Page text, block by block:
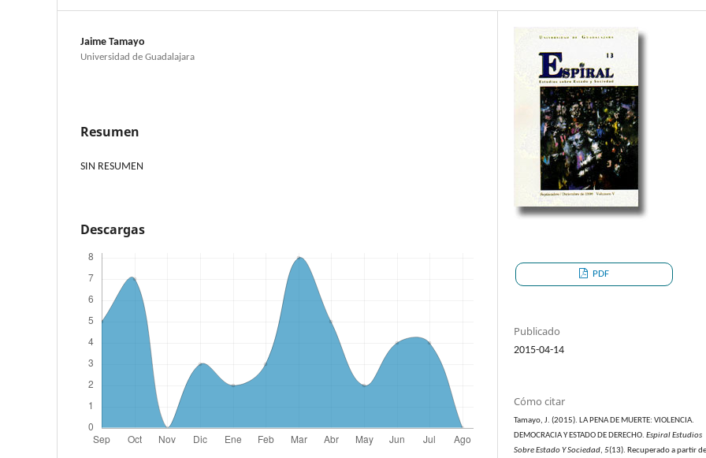
Jaime Tamayo
Universidad de Guadalajara
Resumen
SIN RESUMEN
Descargas
PDF
Publicado
2015-04-14
Cómo citar
Tamayo, J. (2015). LA PENA DE MUERTE: VIOLENCIA.
DEMOCRACIA Y ESTADO DE DERECHO.Espiral Estudios
Sobre Estado Y Sociedad,5(13). Recuperado a partir